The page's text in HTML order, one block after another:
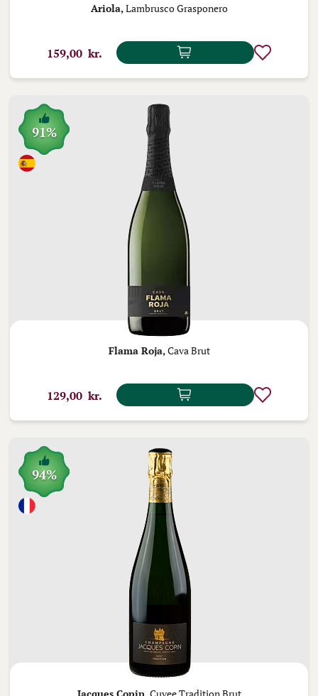
Ariola, Lambrusco Grasponero
159,00 kr.
91%
Flama Roja,Cava Brut
129,00 kr.
94%
Jacques Copin, Cuvee Tradition Brut